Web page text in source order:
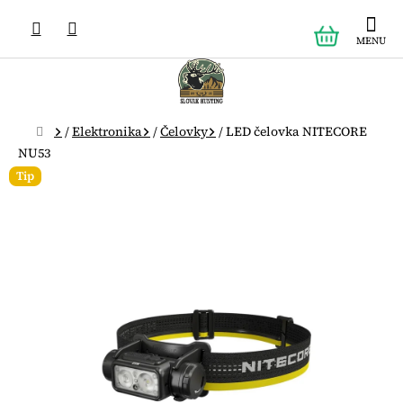
obsah
KOŠÍK
Domov
/Elektronika /Čelovky /LED čelovka NITECORE
NU53
Tip